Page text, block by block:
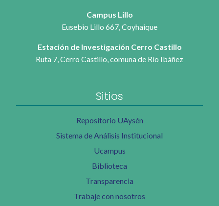
Campus Lillo
Eusebio Lillo 667, Coyhaique
Estación de Investigación Cerro Castillo
Ruta 7, Cerro Castillo, comuna de Río Ibáñez
Sitios
Repositorio UAysén
Sistema de Análisis Institucional
Ucampus
Biblioteca
Transparencia
Trabaje con nosotros